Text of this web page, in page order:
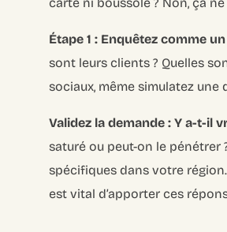
carte ni boussole ? Non, ça
Étape 1 : Enquêtez comme
sont leurs clients ? Quelles
sociaux, même simulatez
Validez la demande : Y a-t-il
saturé ou peut-on le pénétrer
spécifiques dans votre
est vital d’apporter ces